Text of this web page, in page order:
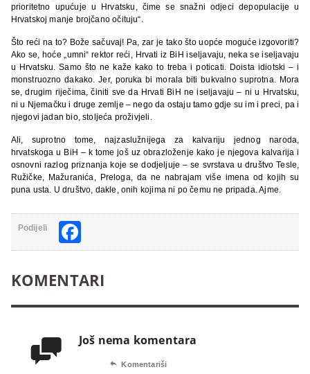
prioritetno upućuje u Hrvatsku, čime se snažni odjeci depopulacije u
Hrvatskoj manje brojčano očituju“.
Što reći na to? Bože sačuvaj! Pa, zar je tako što uopće moguće izgovoriti?
Ako se, hoće „umni“ rektor reći, Hrvati iz BiH iseljavaju, neka se iseljavaju
u Hrvatsku. Samo što ne kaže kako to treba i poticati. Doista idiotski – i
monstruozno dakako. Jer, poruka bi morala biti bukvalno suprotna. Mora
se, drugim riječima, činiti sve da Hrvati BiH ne iseljavaju – ni u Hrvatsku,
ni u Njemačku i druge zemlje – nego da ostaju tamo gdje su im i preci, pa i
njegovi jadan bio, stoljeća proživjeli.
Ali, suprotno tome, najzaslužnijega za kalvariju jednog naroda,
hrvatskoga u BiH – k tome još uz obrazloženje kako je njegova kalvarija i
osnovni razlog priznanja koje se dodjeljuje – se svrstava u društvo Tesle,
Ružičke, Mažuranića, Preloga, da ne nabrajam više imena od kojih su
puna usta. U društvo, dakle, onih kojima ni po čemu ne pripada. Ajme.
Podijeli
KOMENTARI
 Još nema komentara
 Komentariši